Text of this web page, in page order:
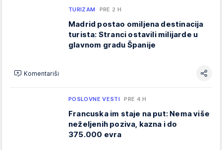
TURIZAM PRE 2 H
Madrid postao omiljena destinacija
turista: Stranci ostavili milijarde u
glavnom gradu Španije
Komentariši
POSLOVNE VESTI PRE 4 H
Francuska im staje na put: Nema više
neželjenih poziva, kazna i do
375.000 evra